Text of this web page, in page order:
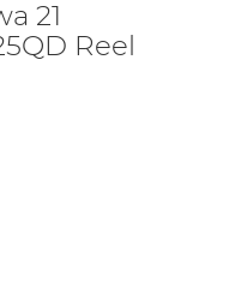
21
Reel